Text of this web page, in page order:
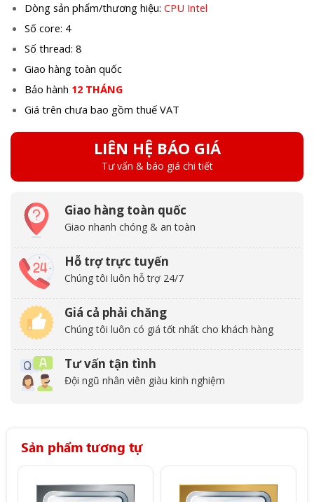
Dòng sản phẩm/thương hiệu: CPU Intel
Số core: 4
Số thread: 8
Giao hàng toàn quốc
Bảo hành 12 THÁNG
Giá trên chưa bao gồm thuế VAT
LIÊN HỆ BÁO GIÁ
Tư vấn & báo giá chi tiết
Giao hàng toàn quốc
Giao nhanh chóng & an toàn
Hỗ trợ trực tuyến
Chúng tôi luôn hỗ trợ 24/7
Giá cả phải chăng
Chúng tôi luôn có giá tốt nhất cho khách hàng
Tư vấn tận tình
Đội ngũ nhân viên giàu kinh nghiệm
Sản phẩm tương tự